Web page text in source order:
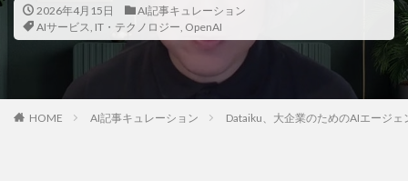
2026年4月15日
AI記事キュレーション
AIサービス, IT・テクノロジー, OpenAI
HOME AI記事キュレーション Dataiku、大企業のためのAIエージェ